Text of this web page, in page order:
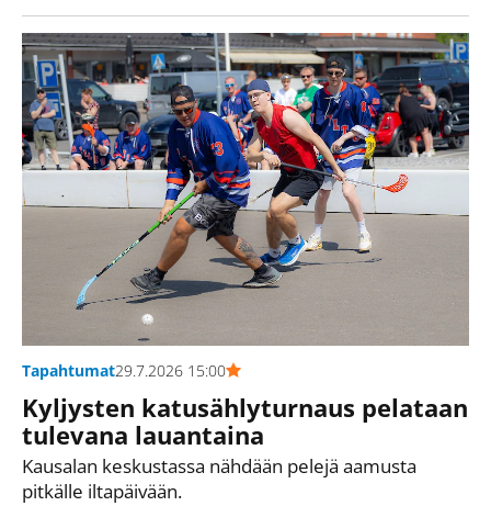
Tapahtumat29.7.2026 15:00
Kyljysten katusählyturnaus pelataan
tulevana lauantaina
Kausalan keskustassa nähdään pelejä aamusta
pitkälle iltapäivään.